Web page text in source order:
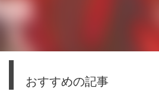
おすすめの記事